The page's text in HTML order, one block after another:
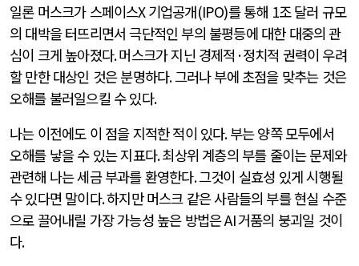
일론 머스크가 스페이스X기업공개(IPO)를 통해 1조 달러 규모
의 대박을 터뜨리면서 극단적인 부의 불평등에 대한 대중의 관
심이 크게 높아졌다.머스크가 지닌 경제적 ·정치적 권력이 우려
할 만한 대상인 것은 분명하다.그러나 부에 초점을 맞추는 것은
오해를 불러일으킬 수 있다.
나는 이전에도 이 점을 지적한 적이 있다.부는 양쪽 모두에서
오해를 낳을 수 있는 지표다.최상위 계층의 부를 줄이는 문제와
관련해 나는 세금 부과를 환영한다.그것이 실효성 있게 시행될
수 있다면 말이다.하지만 머스크 같은 사람들의 부를 현실 수준
으로 끌어내릴 가장 가능성 높은 방법은AI거품의 붕괴일 것이
다.